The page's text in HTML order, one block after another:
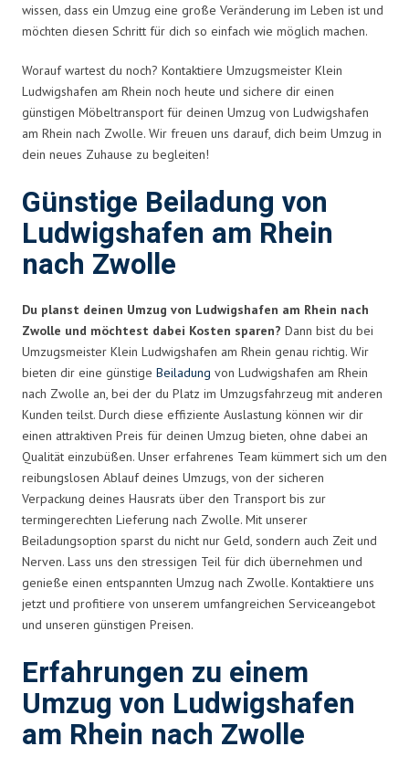
wissen, dass ein Umzug eine große Veränderung im Leben ist und
möchten diesen Schritt für dich so einfach wie möglich machen.
Worauf wartest du noch? Kontaktiere Umzugsmeister Klein
Ludwigshafen am Rhein noch heute und sichere dir einen
günstigen Möbeltransport für deinen Umzug von Ludwigshafen
am Rhein nach Zwolle. Wir freuen uns darauf, dich beim Umzug in
dein neues Zuhause zu begleiten!
Günstige Beiladung von
Ludwigshafen am Rhein
nach Zwolle
Du planst deinen Umzug von Ludwigshafen am Rhein nach
Zwolle und möchtest dabei Kosten sparen? Dann bist du bei
Umzugsmeister Klein Ludwigshafen am Rhein genau richtig. Wir
bieten dir eine günstige Beiladung von Ludwigshafen am Rhein
nach Zwolle an, bei der du Platz im Umzugsfahrzeug mit anderen
Kunden teilst. Durch diese effiziente Auslastung können wir dir
einen attraktiven Preis für deinen Umzug bieten, ohne dabei an
Qualität einzubüßen. Unser erfahrenes Team kümmert sich um den
reibungslosen Ablauf deines Umzugs, von der sicheren
Verpackung deines Hausrats über den Transport bis zur
termingerechten Lieferung nach Zwolle. Mit unserer
Beiladungsoption sparst du nicht nur Geld, sondern auch Zeit und
Nerven. Lass uns den stressigen Teil für dich übernehmen und
genieße einen entspannten Umzug nach Zwolle. Kontaktiere uns
jetzt und profitiere von unserem umfangreichen Serviceangebot
und unseren günstigen Preisen.
Erfahrungen zu einem
Umzug von Ludwigshafen
am Rhein nach Zwolle